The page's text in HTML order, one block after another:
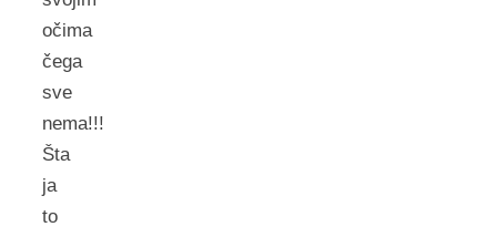
očima
čega
sve
nema!!!
Šta
ja
to